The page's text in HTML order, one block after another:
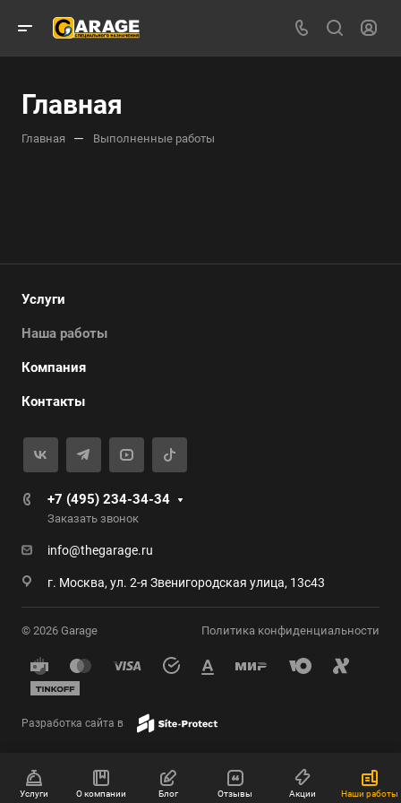
Главная
Главная — Выполненные работы
Услуги
Наша работы
Компания
Контакты
+7 (495) 234-34-34
Заказать звонок
info@thegarage.ru
г. Москва, ул. 2-я Звенигородская улица, 13с43
© 2026 Garage Политика конфиденциальности
Разработка сайта в
Услуги О компании Блог Отзывы Акции Наши работы